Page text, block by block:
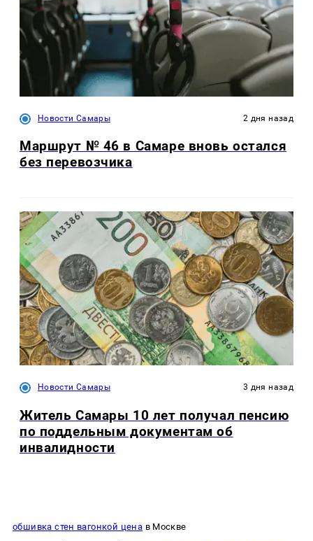
Новости Самары 2 дня назад
Маршрут № 46 в Самаре вновь остался
без перевозчика
Новости Самары 3 дня назад
Житель Самары 10 лет получал пенсию
по поддельным документам об
инвалидности
обшивка стен вагонкой цена в Москве